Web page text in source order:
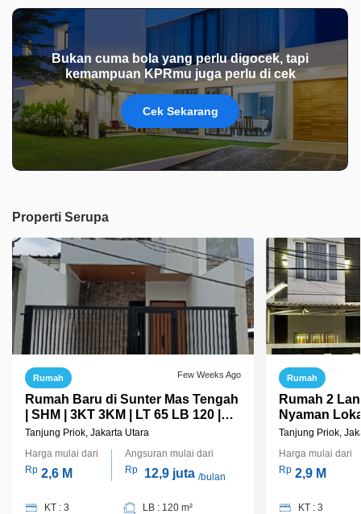
Bukan cuma bola yang perlu digocek, tapi
kemampuan KPRmu juga perlu di cek
Cek Sekarang
Properti Serupa
Rumah Few Weeks Ago
Rumah Baru di Sunter Mas Tengah
| SHM | 3KT 3KM | LT 65 LB 120 |
Rp 2,6 M Nego
Tanjung Priok, Jakarta Utara
Harga mulai dari
Rp 2,6 M
Angsuran mulai dari
Rp
12,9 juta /bulan
KT : 3
LB : 120 m²
Rumah
Rumah 2
Nyaman
Jakarta Utara
Tanjung Priok,
Harga mulai dari
Rp 2,9 M
KT : 3